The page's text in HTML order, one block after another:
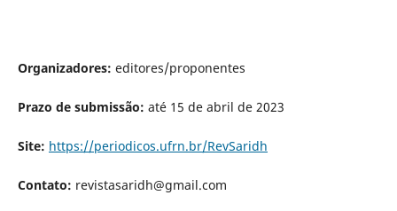
Organizadores: editores/proponentes
Prazo de submissão: até 15 de abril de 2023
Site: https://periodicos.ufrn.br/RevSaridh
Contato: revistasaridh@gmail.com